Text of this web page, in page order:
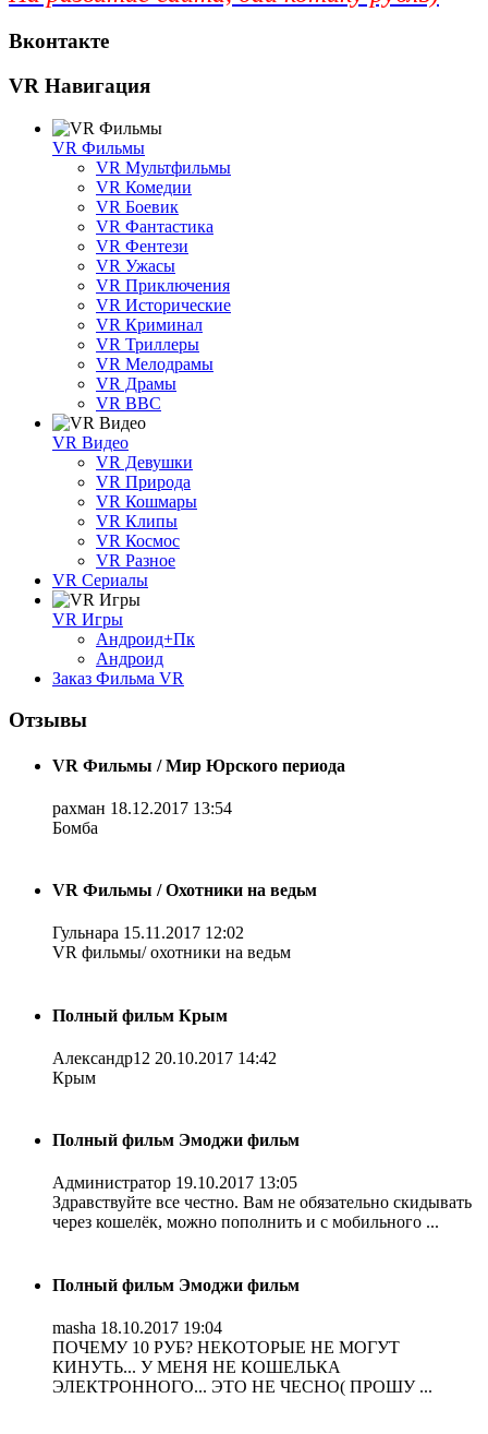
Вконтакте
VR Навигация
VR Фильмы
VR Мультфильмы
VR Комедии
VR Боевик
VR Фантастика
VR Фентези
VR Ужасы
VR Приключения
VR Исторические
VR Криминал
VR Триллеры
VR Мелодрамы
VR Драмы
VR BBC
VR Видео
VR Девушки
VR Природа
VR Кошмары
VR Клипы
VR Космос
VR Разное
VR Сериалы
VR Игры
Андроид+Пк
Андроид
Заказ Фильма VR
Отзывы
VR Фильмы / Мир Юрского периода
рахман 18.12.2017 13:54
Бомба
VR Фильмы / Охотники на ведьм
Гульнара 15.11.2017 12:02
VR фильмы/ охотники на ведьм
Полный фильм Крым
Александр12 20.10.2017 14:42
Крым
Полный фильм Эмоджи фильм
Администратор 19.10.2017 13:05
Здравствуйте все честно. Вам не обязательно скидывать
через кошелёк, можно пополнить и с мобильного ...
Полный фильм Эмоджи фильм
masha 18.10.2017 19:04
ПОЧЕМУ 10 РУБ? НЕКОТОРЫЕ НЕ МОГУТ
КИНУТЬ... У МЕНЯ НЕ КОШЕЛЬКА
ЭЛЕКТРОННОГО... ЭТО НЕ ЧЕСНО( ПРОШУ ...